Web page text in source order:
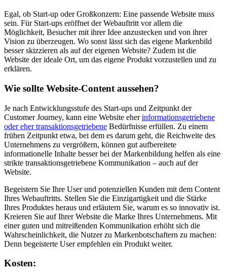
Egal, ob Start-up oder Großkonzern: Eine passende Website muss
sein. Für Start-ups eröffnet der Webauftritt vor allem die
Möglichkeit, Besucher mit ihrer Idee anzustecken und von ihrer
Vision zu überzeugen. Wo sonst lässt sich das eigene Markenbild
besser skizzieren als auf der eigenen Website? Zudem ist die
Website der ideale Ort, um das eigene Produkt vorzustellen und zu
erklären.
Wie sollte Website-Content aussehen?
Je nach Entwicklungsstufe des Start-ups und Zeitpunkt der
Customer Journey, kann eine Website eherinformationsgetriebene
oder eher transaktionsgetriebene Bedürfnisse erfüllen. Zu einem
frühen Zeitpunkt etwa, bei dem es darum geht, die Reichweite des
Unternehmens zu vergrößern, können gut aufbereitete
informationelle Inhalte besser bei der Markenbildung helfen als eine
strikte transaktionsgetriebene Kommunikation – auch auf der
Website.
Begeistern Sie Ihre User und potenziellen Kunden mit dem Content
Ihres Webauftritts. Stellen Sie die Einzigartigkeit und die Stärke
Ihres Produktes heraus und erläutern Sie, warum es so innovativ ist.
Kreieren Sie auf Ihrer Website die Marke Ihres Unternehmens. Mit
einer guten und mitreißenden Kommunikation erhöht sich die
Wahrscheinlichkeit, die Nutzer zu Markenbotschaftern zu machen:
Denn begeisterte User empfehlen ein Produkt weiter.
Kosten: